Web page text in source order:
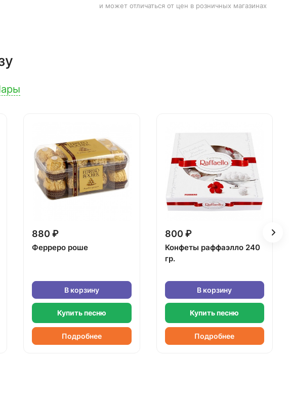
и может отличаться от цен в розничных магазинах
880 ₽
Ферреро роше
В корзину
Купить песню
Подробнее
800 ₽
Конфеты раффаэлло 240
гр.
В корзину
Купить песню
Подробнее